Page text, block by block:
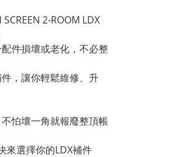
2-ROOM LDX
件損壞或老化，不必整
，讓你輕鬆維修、升
怕壞一角就報廢整頂帳
來選擇你的LDX補件